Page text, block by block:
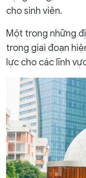
cho sinh viên.
Một trong những
trong giai đoạn
lực cho các lĩnh